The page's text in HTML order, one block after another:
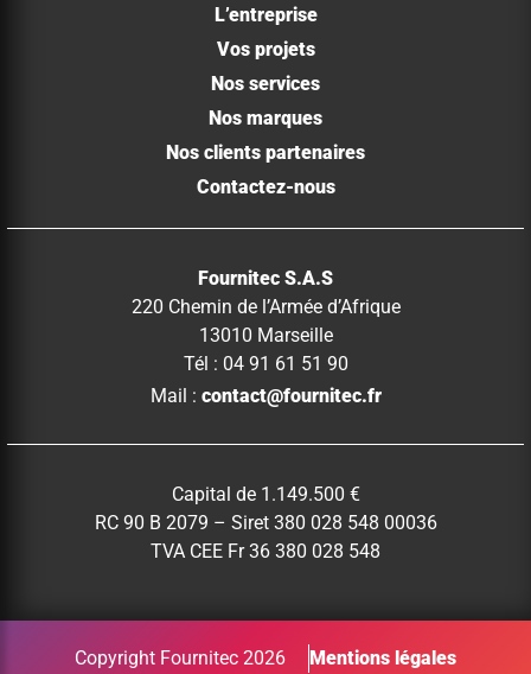
L’entreprise
Vos projets
Nos services
Nos marques
Nos clients partenaires
Contactez-nous
Fournitec S.A.S
220 Chemin de l’Armée d’Afrique
13010 Marseille
Tél : 04 91 61 51 90
Mail : contact@fournitec.fr
Capital de 1.149.500 €
RC 90 B 2079 – Siret 380 028 548 00036
TVA CEE Fr 36 380 028 548
Copyright Fournitec 2026 Mentions légales